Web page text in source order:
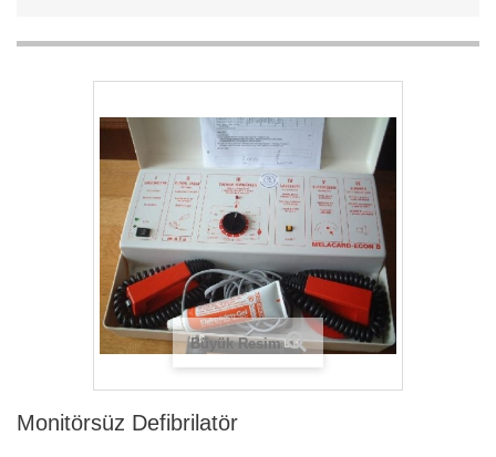
Büyük Resim
Monitörsüz Defibrilatör